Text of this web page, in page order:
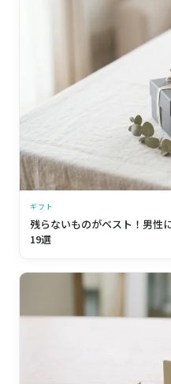
ギフト
残らないものがベスト！男性
19選